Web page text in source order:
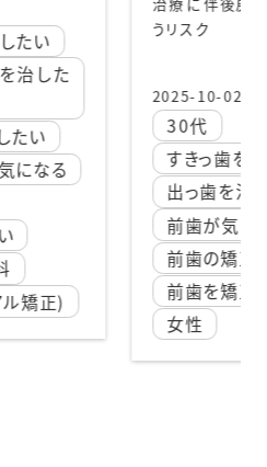
を治したい
治したい
になる
正
正したい